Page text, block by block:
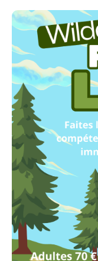
L’Art du Feu
repérer
marchant
l’écorce de
techniques
feu).
L’Abri et les
toute ta
un
avec un
cordages, en
des bois.
L’Eau et la
d’or pour
milieu naturel,
sauvages
L’Utilisation